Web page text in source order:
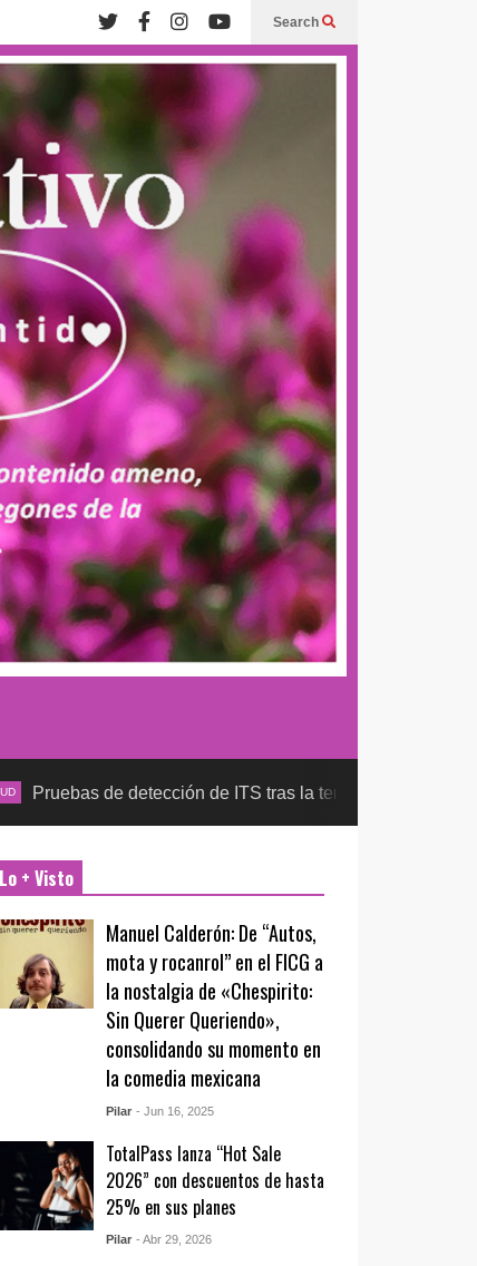
Search
de detección de ITS tras la temporada futbolera,
Lo + Visto
Manuel Calderón: De “Autos,
mota y rocanrol” en el FICG a
la nostalgia de «Chespirito:
Sin Querer Queriendo»,
consolidando su momento en
la comedia mexicana
Pilar - Jun 16, 2025
TotalPass lanza “Hot Sale
2026” con descuentos de hasta
25% en sus planes
Pilar - Abr 29, 2026